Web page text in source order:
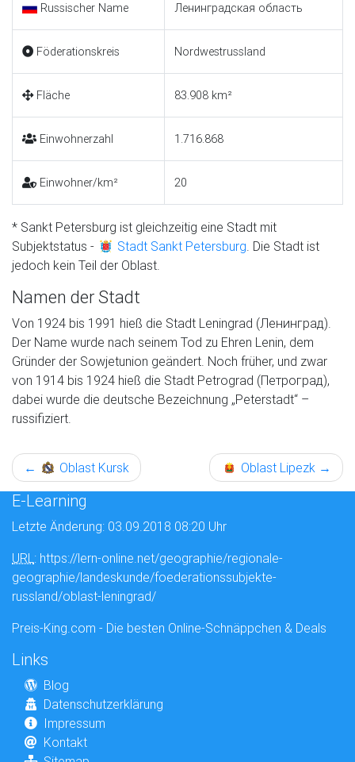
Russischer Name Ленинградская область
Föderationskreis Nordwestrussland
Fläche 83.908 km²
Einwohnerzahl 1.716.868
Einwohner/km² 20
* Sankt Petersburg ist gleichzeitig eine Stadt mit
Subjektstatus -
Stadt Sankt Petersburg. Die Stadt ist
jedoch kein Teil der Oblast.
Namen der Stadt
Von 1924 bis 1991 hieß die Stadt Leningrad (Ленинград).
Der Name wurde nach seinem Tod zu Ehren Lenin, dem
Gründer der Sowjetunion geändert. Noch früher, und zwar
von 1914 bis 1924 hieß die Stadt Petrograd (Петроград),
dabei wurde die deutsche Bezeichnung „Peterstadt“ –
russifiziert.
← Oblast Kursk Oblast Lipezk →
E-Learning
Letzte Änderung: 03.09.2018 08:20 Uhr
URL: https://lern-online.net/geographie/regionale-
geographie/landeskunde/foederationssubjekte-
russland/oblast-leningrad/
Preis-King.com - Die besten Online-Schnäppchen & Deals
Links
Blog
Datenschutzerklärung
Impressum
Kontakt